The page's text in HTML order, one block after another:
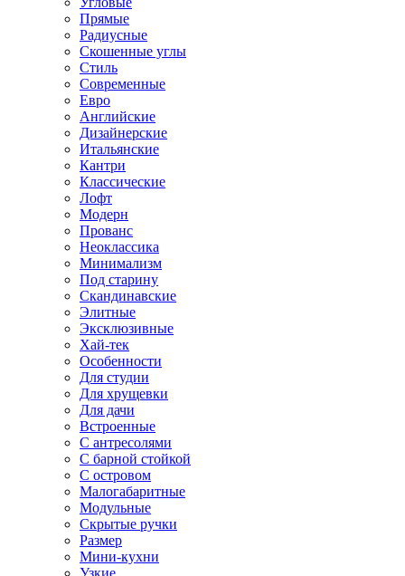
Прямые
Радиусные
Скошенные углы
Стиль
Современные
Евро
Английские
Дизайнерские
Итальянские
Кантри
Классические
Лофт
Модерн
Прованс
Неоклассика
Минимализм
Под старину
Скандинавские
Элитные
Эксклюзивные
Хай-тек
Особенности
Для студии
Для хрущевки
Для дачи
Встроенные
С антресолями
С барной стойкой
С островом
Малогабаритные
Модульные
Скрытые ручки
Размер
Мини-кухни
Узкие